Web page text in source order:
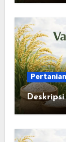
Pertanian